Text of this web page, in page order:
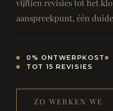
vijftien revisies tot het
aanspreekpunt, één
0% ONTWERPKOST
TOT 15 REVISIES
ZO WERKEN WE